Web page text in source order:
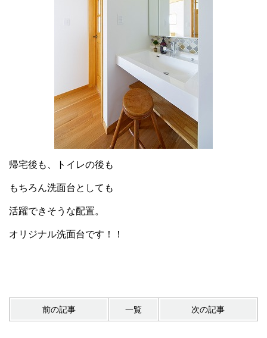
帰宅後も、トイレの後も
もちろん洗面台としても
活躍できそうな配置。
オリジナル洗面台です！！
前の記事 一覧 次の記事